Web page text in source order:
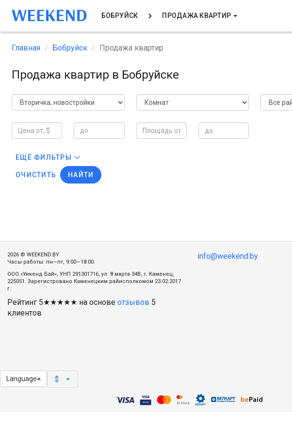
БОБРУЙСК ПРОДАЖА КВАРТИР
Главная Бобруйск Продажа квартир
Продажа квартир в Бобруйске
ЕЩЁ ФИЛЬТРЫ
ОЧИСТИТЬ НАЙТИ
2026 © WEEKEND.BY
Часы работы: пн—пт, 9:00—18:00.
ООО «Уикенд Бай», УНП 291301716, ул. 8 марта 34В, г. Каменец,
225051. Зарегистровано Каменецким райисполкомом 23.02.2017
г.
Рейтинг 5★★★★★ на основе отзывов 5
клиентов
info@weekend.by
Language $ arrow_drop_down